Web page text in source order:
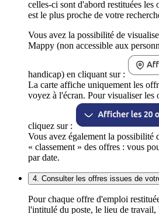
celles-ci sont d'abord restituées
est le plus proche de votre
Vous avez la possibilité de
Mappy (non accessible aux
handicap) en cliquant sur :
La carte affiche uniquement les
voyez à l'écran. Pour visualiser les
cliquez sur :
Vous avez également la possibilité
« classement » des offres : vous
par date.
4. Consulter les offres issues de
Pour chaque offre d'emploi
l'intitulé du poste, le lieu de travail,